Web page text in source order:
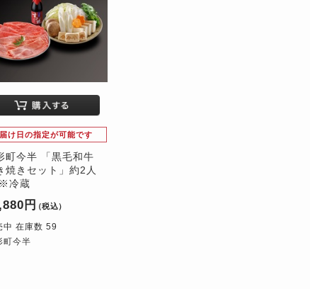
け日の指定が可能です
町今半 「黒毛和牛
焼きセット」約2人
冷蔵
円（税込）
中 在庫数 59
町今半